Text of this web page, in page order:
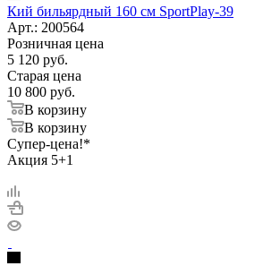
Кий бильярдный 160 см SportPlay-39
Арт.: 200564
Розничная цена
5 120 руб.
Старая цена
10 800 руб.
В корзину
В корзину
Супер-цена!*
Акция 5+1